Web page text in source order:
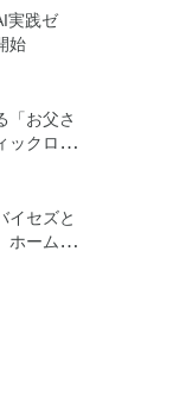
実践ゼ
始
「お父さ
ックロボ
イセズと
ホームセ